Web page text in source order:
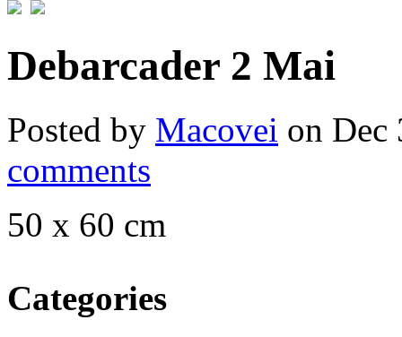
Debarcader 2 Mai
Posted by Macovei on
comments
50 x 60 cm
Categories